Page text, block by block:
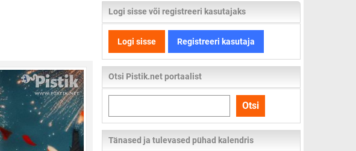
Logi sisse või registreeri kasutajaks
Logi sisse Registreeri kasutaja
Otsi Pistik.net portaalist
kogu
lehelt
Otsi
Tänased ja tulevased pühad kalendris